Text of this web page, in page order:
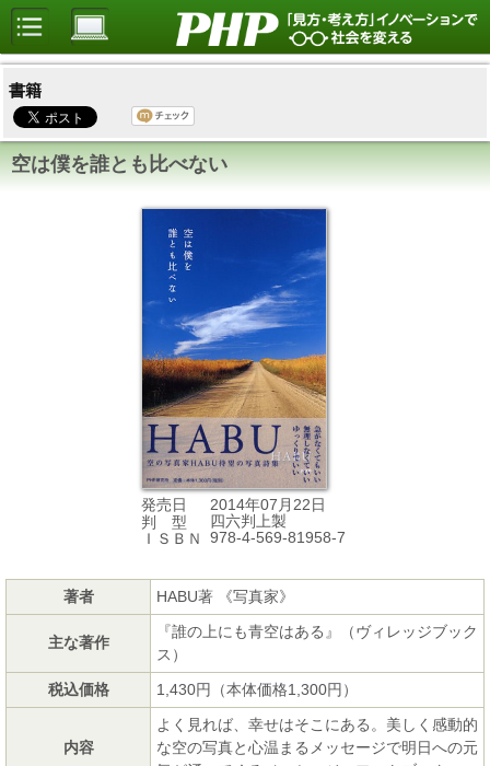
書籍
空は僕を誰とも比べない
発売日
2014年07月22日
判 型
四六判上製
ＩＳＢＮ
978-4-569-81958-7
著者 HABU著 《写真家》
主な著作
『誰の上にも青空はある』（ヴィレッジブック
ス）
税込価格
1,430円（本体価格1,300円）
内容
よく見れば、幸せはそこにある。美しく感動的
な空の写真と心温まるメッセージで明日への元